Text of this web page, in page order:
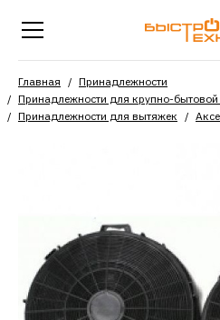
Главная
Принадлежности
Принадлежности для крупно-бытовой
Принадлежности для вытяжек